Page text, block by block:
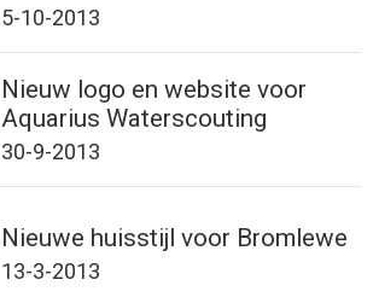
5-10-2013
Nieuw logo en website voor
Aquarius Waterscouting
30-9-2013
Nieuwe huisstijl voor Bromlewe
13-3-2013